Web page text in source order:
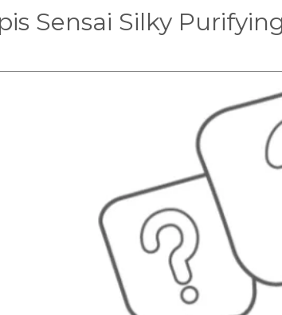
Sensai Silky